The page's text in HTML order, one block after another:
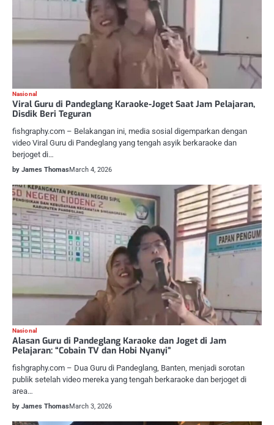
Nasional
Viral Guru di Pandeglang Karaoke-Joget Saat Jam Pelajaran,
Disdik Beri Teguran
fishgraphy.com – Belakangan ini, media sosial digemparkan dengan
video Viral Guru di Pandeglang yang tengah asyik berkaraoke dan
berjoget di…
by James ThomasMarch 4, 2026
Nasional
Alasan Guru di Pandeglang Karaoke dan Joget di Jam
Pelajaran: “Cobain TV dan Hobi Nyanyi”
fishgraphy.com – Dua Guru di Pandeglang, Banten, menjadi sorotan
publik setelah video mereka yang tengah berkaraoke dan berjoget di
area…
by James ThomasMarch 3, 2026